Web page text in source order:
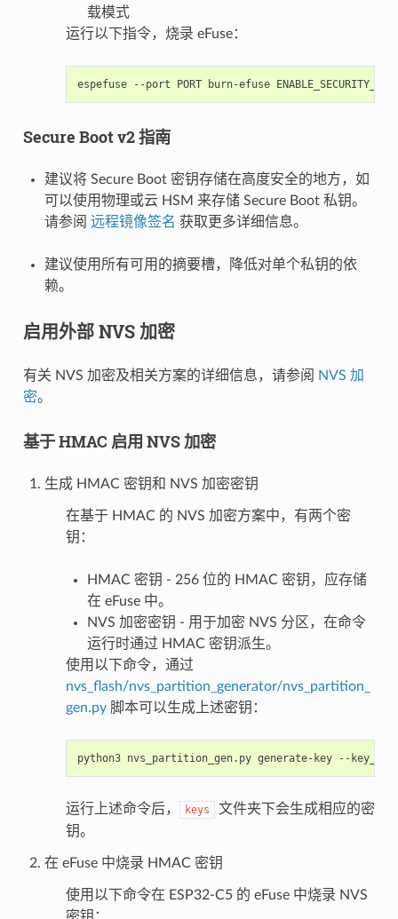
载模式
运行以下指令，烧录 eFuse：
espefuse --port PORT burn-efuse
Secure Boot v2 指南
建议将 Secure Boot 密钥存储在高度安全的地方，如
可以使用物理或云 HSM 来存储 Secure Boot 私钥。
请参阅 远程镜像签名 获取更多详细信息。
建议使用所有可用的摘要槽，降低对单个私钥的依
赖。
启用外部 NVS 加密
有关 NVS 加密及相关方案的详细信息，请参阅 NVS 加
密。
基于 HMAC 启用 NVS 加密
生成 HMAC 密钥和 NVS 加密密钥
在基于 HMAC 的 NVS 加密方案中，有两个密
钥：
HMAC 密钥 - 256 位的 HMAC 密钥，应存储
在 eFuse 中。
NVS 加密密钥 - 用于加密 NVS 分区，在命令
运行时通过 HMAC 密钥派生。
使用以下命令，通过
nvs_flash/nvs_partition_generator/nvs_partition_
gen.py脚本可以生成上述密钥：
python3 nvs_partition_gen.py generate-key --
运行上述命令后， keys
文件夹下会生成相应的密
钥。
在 eFuse 中烧录 HMAC 密钥
使用以下命令在 ESP32-C5 的 eFuse 中烧录 NVS